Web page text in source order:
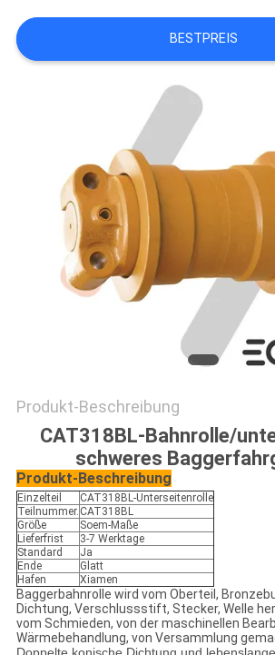
PRIVACY
POLICY
BESTPREIS
Produkt-Beschreibung
CAT318BL-Bahnrolle/
schweres
Produkt-Beschreibung
Einzelteil
CAT318BL-Unterseitenrolle
Teilnummer. CAT318BL
Größe
Soem-Maße
Lieferfrist
3-7 Werktage
Standard
Ja
Ende
Glatt
Hafen
Xiamen
Baggerbahnrolle wird vom Oberteil,
Dichtung, Verschlussstift, Stecker, Welle
vom Schmieden, von der maschinellen
Wärmebehandlung, von Versammlung